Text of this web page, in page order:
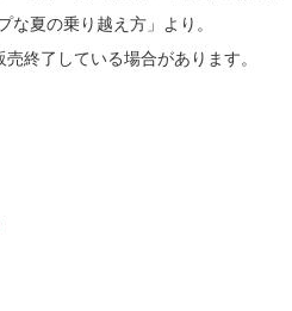
夏の乗り越え方」より。
終了している場合があります。